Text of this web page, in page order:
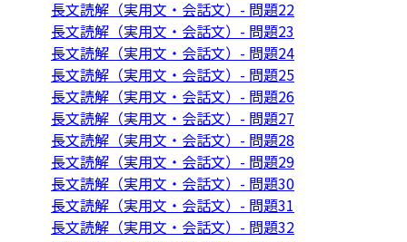
長文読解（実用文・会話文）- 問題22
長文読解（実用文・会話文）- 問題23
長文読解（実用文・会話文）- 問題24
長文読解（実用文・会話文）- 問題25
長文読解（実用文・会話文）- 問題26
長文読解（実用文・会話文）- 問題27
長文読解（実用文・会話文）- 問題28
長文読解（実用文・会話文）- 問題29
長文読解（実用文・会話文）- 問題30
長文読解（実用文・会話文）- 問題31
長文読解（実用文・会話文）- 問題32